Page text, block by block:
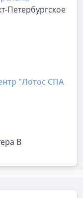
Петербургское
"Лотос СПА
В